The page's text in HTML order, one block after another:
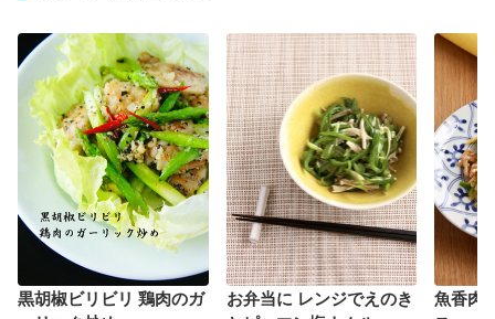
黒胡椒ビリビリ 鶏肉のガ
お弁当に レンジでえのき
魚香肉